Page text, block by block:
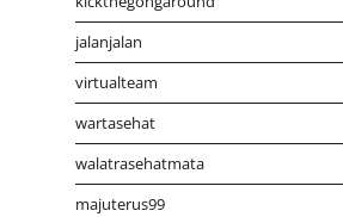
jalanjalan
virtualteam
wartasehat
walatrasehatmata
majuterus99